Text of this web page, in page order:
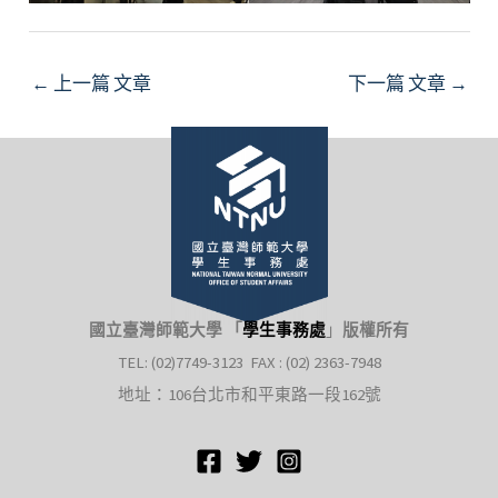
Post
← 上一篇 文章 下一篇 文章 →
國立臺灣師範大學 「 學生事務處 」 版權所有
TEL: (02)7749-3123 FAX : (02) 2363-7948
地址：106台北市和平東路一段162號